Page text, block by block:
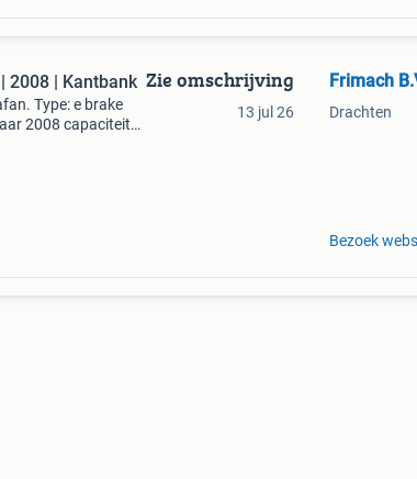
2008 | Kantbank
Type: e brake
2008 capaciteit
Zie omschrijving
13 jul 26
Frimach
Drachten
Bezoek